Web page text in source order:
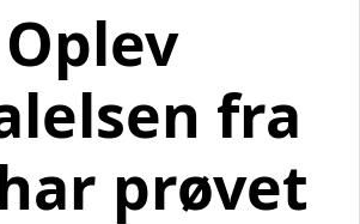
Oplev
fra
prøvet